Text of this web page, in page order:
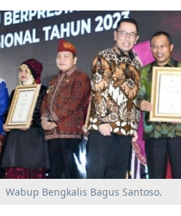
Wabup Bengkalis Bagus Santoso.